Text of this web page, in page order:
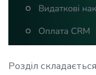
Розділ